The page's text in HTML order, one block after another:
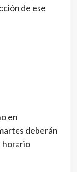
de ese
en
deberán
horario